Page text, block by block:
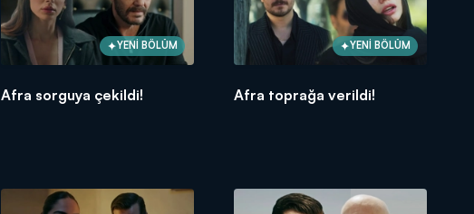
YENİ BÖLÜM
Afra sorguya çekildi!
YENİ BÖLÜM
Afra toprağa verildi!